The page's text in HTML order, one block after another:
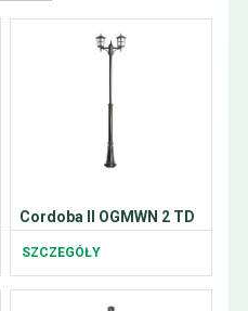
Cordoba II OGMWN 2 TD
SZCZEGÓŁY